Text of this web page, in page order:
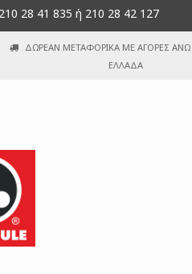
28 41 835 ή 210 28 42 127
ΔΩΡΕΑΝ ΜΕΤΑΦΟΡΙΚΑ ΜΕ ΑΓΟΡΕΣ ΑΝΩ
ΕΛΛΑΔΑ